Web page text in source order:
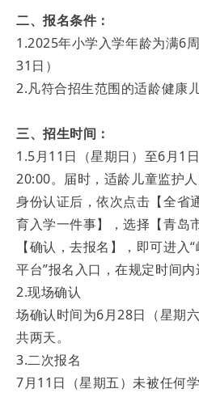
二、报名条件：
1.2025年小学入学年龄为满6
31日）
2.凡符合招生范围的适龄健康儿
三、招生时间：
1.5月11日（星期日）至6月1
20:00。届时，适龄儿童监护
身份认证后，依次点击【全省
育入学一件事】，选择【青岛
【确认，去报名】，即可进入
平台”报名入口，在规定时间内
2.现场确认
场确认时间为6月28日（星期
共两天。
3.二次报名
7月11日（星期五）未被任何